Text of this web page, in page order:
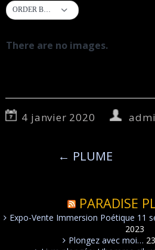
ORDER BY DEFAULT
There are no images.
4 janvier 2020
← PLUME
PARADISE
Expo-Vente Immersion Poétique 11
2023
Plongez avec moi…